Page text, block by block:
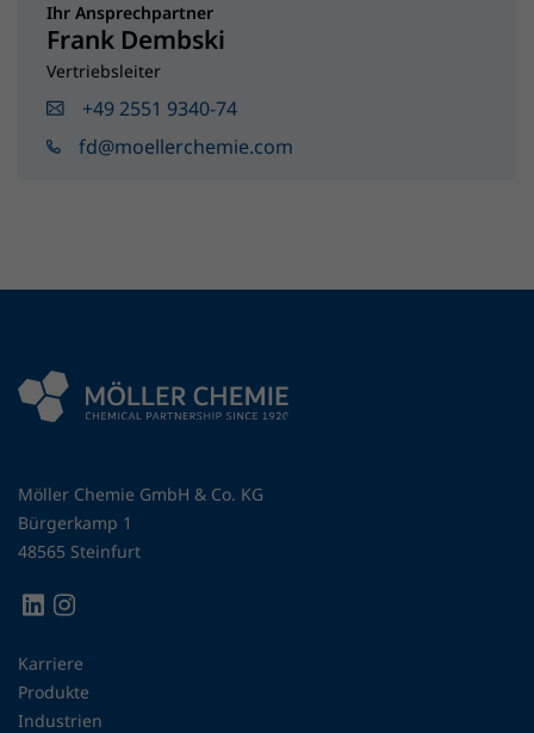
Ihr Ansprechpartner
Frank Dembski
Vertriebsleiter
+49 2551 9340-74
fd@moellerchemie.com
Möller Chemie GmbH & Co. KG
Bürgerkamp 1
48565 Steinfurt
Karriere
Produkte
Industrien